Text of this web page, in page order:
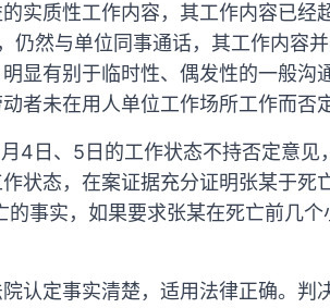
实质性工作内容，其工作内容已经
仍然与单位同事通话，其工作内容
显有别于临时性、偶发性的一般沟
者未在用人单位工作场所工作而否
4日、5日的工作状态不持否定意见
状态，在案证据充分证明张某于死
事实，如果要求张某在死亡前几
认定事实清楚，适用法律正确。判